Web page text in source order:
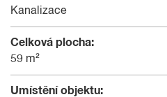
Kanalizace
Celková plocha:
59 m²
Umístění objektu: